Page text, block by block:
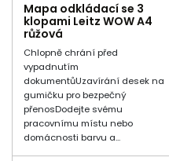
Mapa odkládací se 3
klopami Leitz WOW A4
růžová
Chlopně chrání před
vypadnutím
dokumentůUzavírání desek na
gumičku pro bezpečný
přenosDodejte svému
pracovnímu místu nebo
domácnosti barvu a...